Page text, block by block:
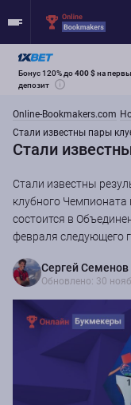
Бонус 120% до400 $на
депозит
Online-Bookmakers.com
Стали известны пары
Стали
Стали известны
клубного
состоится в
февраля следующего
Сергей Семенов
Обновлено: 30